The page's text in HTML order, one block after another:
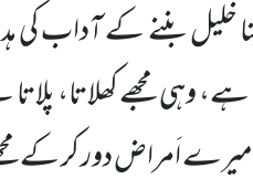
خلیل بننے کے آداب کی
ہے، وہی مجھے کھلاتا،
اَمراض دور کر کے